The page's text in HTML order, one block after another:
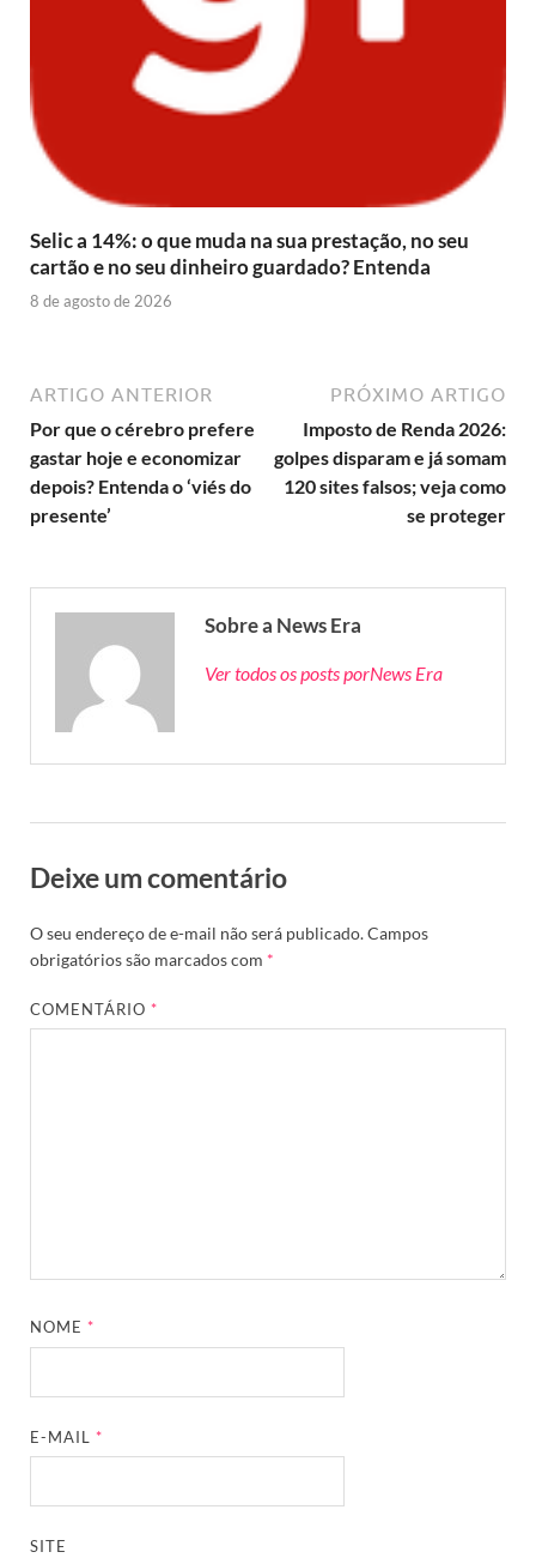
Selic a 14%: o que muda na sua prestação, no seu
cartão e no seu dinheiro guardado? Entenda
8 de agosto de 2026
ARTIGO ANTERIOR
Por que o cérebro prefere
gastar hoje e economizar
depois? Entenda o ‘viés do
presente’
PRÓXIMO ARTIGO
Imposto de Renda 2026:
golpes disparam e já somam
120 sites falsos; veja como
se proteger
Sobre a News Era
Ver todos os posts porNews Era
Deixe um comentário
O seu endereço de e-mail não será publicado.Campos
obrigatórios são marcados com *
COMENTÁRIO*
NOME*
E-MAIL*
SITE